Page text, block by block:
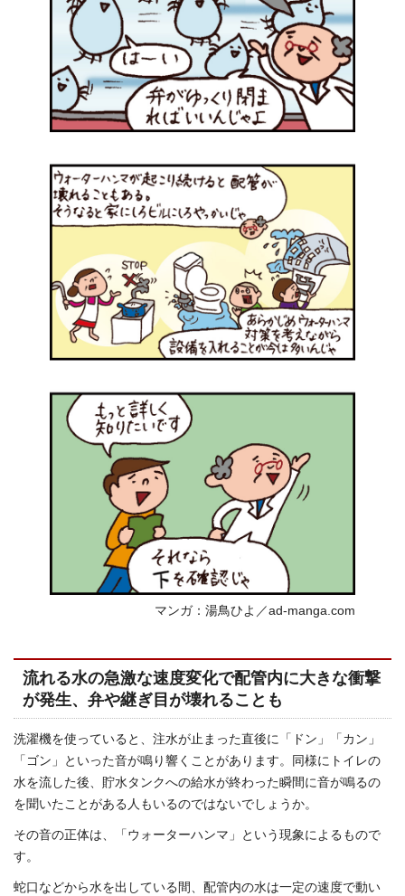
マンガ：湯鳥ひよ／ad-manga.com
流れる水の急激な速度変化で配管内に大きな衝撃
が発生、弁や継ぎ目が壊れることも
洗濯機を使っていると、注水が止まった直後に「ドン」「カン」
「ゴン」といった音が鳴り響くことがあります。同様にトイレの
水を流した後、貯水タンクへの給水が終わった瞬間に音が鳴るの
を聞いたことがある人もいるのではないでしょうか。
その音の正体は、「ウォーターハンマ」という現象によるもので
す。
蛇口などから水を出している間、配管内の水は一定の速度で動い